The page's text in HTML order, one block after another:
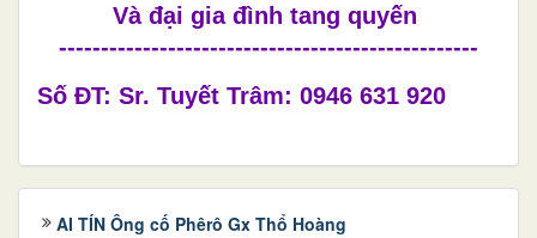
Và đại gia đình tang quyến
--------------------------------------------------
Số ĐT: Sr. Tuyết Trâm: 0946 631 920
AI TÍN Ông cố Phêrô Gx Thổ Hoàng